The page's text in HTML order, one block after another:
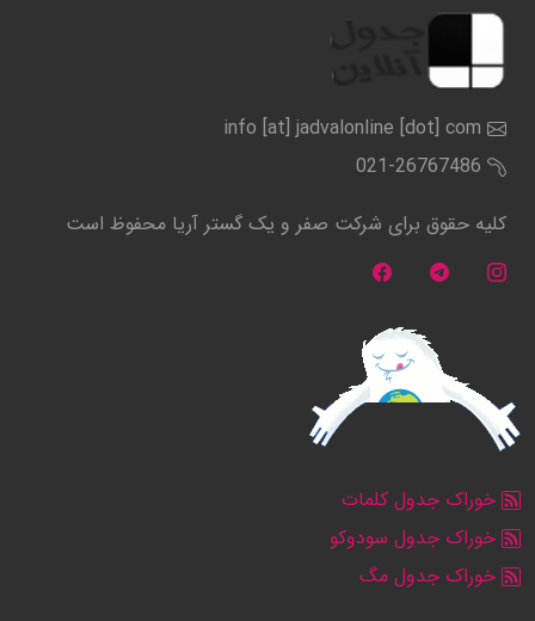
info [at] jadvalonline [dot] com
021-26767486
کلیه حقوق برای شرکت صفر و یک گستر آریا محفوظ است
خوراک جدول کلمات
خوراک جدول سودوکو
خوراک جدول مگ